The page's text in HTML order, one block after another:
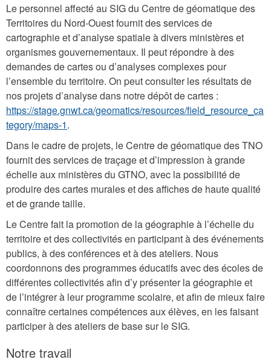
Le personnel affecté au SIG du Centre de géomatique des
Territoires du Nord-Ouest fournit des services de
cartographie et d’analyse spatiale à divers ministères et
organismes gouvernementaux. Il peut répondre à des
demandes de cartes ou d’analyses complexes pour
l’ensemble du territoire. On peut consulter les résultats de
nos projets d’analyse dans notre dépôt de cartes :
https://stage.gnwt.ca/geomatics/resources/field_resource_ca
tegory/maps-1.
Dans le cadre de projets, le Centre de géomatique des TNO
fournit des services de traçage et d’impression à grande
échelle aux ministères du GTNO, avec la possibilité de
produire des cartes murales et des affiches de haute qualité
et de grande taille.
Le Centre fait la promotion de la géographie à l’échelle du
territoire et des collectivités en participant à des événements
publics, à des conférences et à des ateliers. Nous
coordonnons des programmes éducatifs avec des écoles de
différentes collectivités afin d’y présenter la géographie et
de l’intégrer à leur programme scolaire, et afin de mieux faire
connaître certaines compétences aux élèves, en les faisant
participer à des ateliers de base sur le SIG.
Notre travail